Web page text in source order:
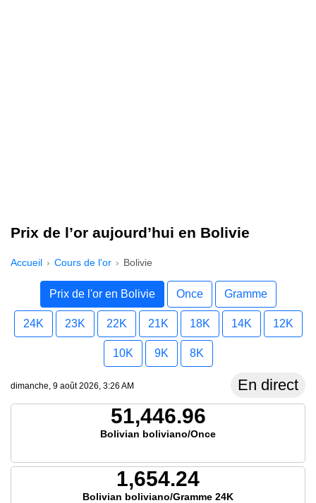
Prix de l’or aujourd’hui en Bolivie
Accueil Cours de l'or Bolivie
Prix de l'or en Bolivie Once Gramme
24K 23K 22K 21K 18K 14K 12K
10K 9K 8K
dimanche, 9 août 2026, 3:26 AM En direct
51,446.96
Bolivian boliviano/Once
1,654.24
Bolivian boliviano/Gramme 24K